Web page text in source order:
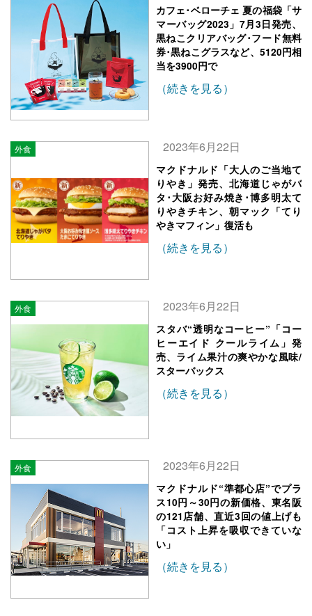
カフェ･ベローチェ 夏の福袋「サ
マーバッグ2023」7月3日発売、
黒ねこクリアバッグ･フード無料
券･黒ねこグラスなど、5120円相
当を3900円で
（続きを見る）
外食 2023年6月22日
マクドナルド「大人のご当地て
りやき」発売、北海道じゃがバ
タ･大阪お好み焼き･博多明太て
りやきチキン、朝マック「てり
やきマフィン」復活も
（続きを見る）
外食 2023年6月22日
スタバ“透明なコーヒー”「コー
ヒーエイド クールライム」発
売、ライム果汁の爽やかな風味/
スターバックス
（続きを見る）
外食 2023年6月22日
マクドナルド“準都心店”でプラ
ス10円～30円の新価格、東名阪
の121店舗、直近3回の値上げも
「コスト上昇を吸収できていな
い」
（続きを見る）